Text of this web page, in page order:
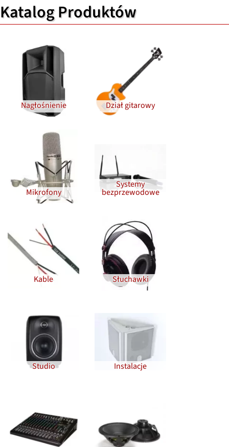
Katalog Produktów
Nagłośnienie Dział gitarowy
Mikrofony
Systemy
bezprzewodowe
Kable Słuchawki
Studio Instalacje